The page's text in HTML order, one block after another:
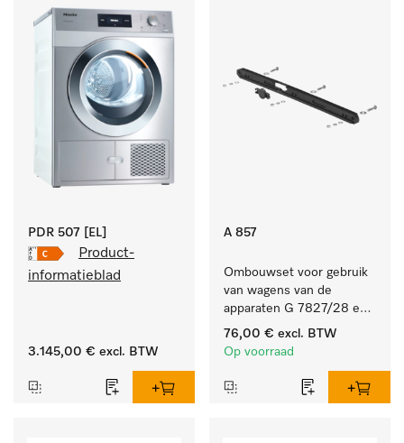
PDR 507 [EL]
Product-
informatieblad
3.145,00 € excl. BTW
A 857
Ombouwset voor gebruik
van wagens van de
apparaten G 7827/28 en
PG 8527/28 in de
PG 86xx.
76,00 € excl. BTW
Op voorraad